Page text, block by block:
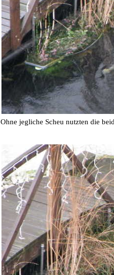
Ohne jegliche Scheu nutzten die